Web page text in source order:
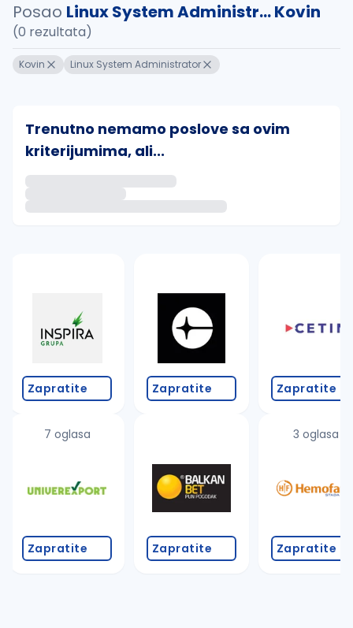
Posao Linux System Administr... Kovin
(0 rezultata)
Kovin Linux System Administrator
Trenutno nemamo poslove sa ovim
kriterijumima, ali...
Takođe možete da:
proverite pravopisne greške (koristite č, ć, š, đ,
povećajte radijus za odabrani grad
promenite odabrane filtere pretrage
Zapratite
7 oglasa
Zapratite
Zapratite
Zapratite
Zapratite
3 oglasa
Zapratite